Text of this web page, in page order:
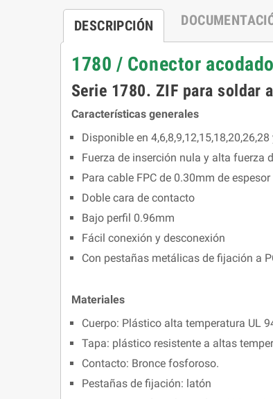
DESCRIPCIÓN
1780 / Conector
Serie 1780. ZIF para soldar
Características generales
Disponible en
Fuerza de inserción nula y alta fuerza
Para cable FPC de 0.30mm de espesor
Doble cara de contacto
Bajo perfil 0.96mm
Fácil conexión y desconexión
Con pestañas metálicas de fijación a
Materiales
Cuerpo: Plástico alta temperatura UL
Tapa: plástico resistente a altas
Contacto: Bronce fosforoso.
Pestañas de fijación: latón